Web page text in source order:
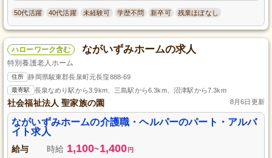
50代活躍 40代活躍 未経験可 学歴不問 新卒可 残業ほぼなし
ハローワーク含む ながいずみホームの求人
特別養護老人ホーム
住所 静岡県駿東郡長泉町元長窪888-69
最寄駅 長泉なめり駅から3.9km、三島駅から6.3km、沼津駅から7.3km
社会福祉法人 聖家族の園 8月6日更新
ながいずみホームの介護職・ヘルパーのパート・アルバ
イト求人
給与 時給 1,100~1,400 円